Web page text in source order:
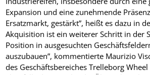
Expansion und eine zunehmende
Ersatzmarkt, gestärkt”, heißt es dazu in
Akquisition ist ein weiterer Schritt in der
Position in ausgesuchten
auszubauen”, kommentierte Maurizio
des Geschäftsbereiches Trelleborg